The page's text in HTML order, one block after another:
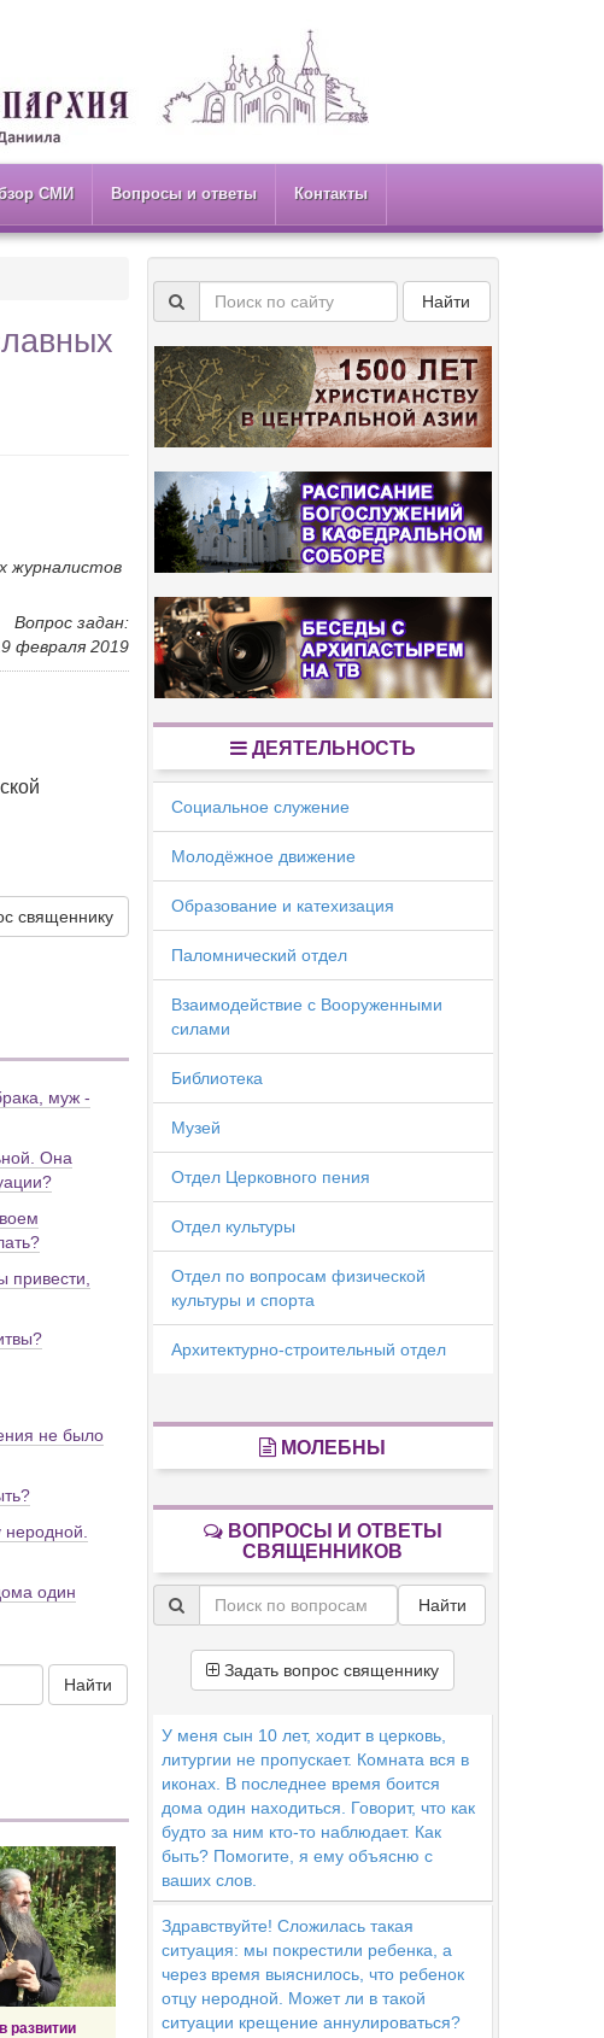
СМИ Вопросы и ответы Контакты
журналистов
Вопрос задан:
февраля 2019
священнику
муж -
Она
привести,
не было
один
Найти
развитии
Найти
ДЕЯТЕЛЬНОСТЬ
Социальное служение
Молодёжное движение
Образование и катехизация
Паломнический отдел
Взаимодействие с Вооруженными
силами
Библиотека
Музей
Отдел Церковного пения
Отдел культуры
Отдел по вопросам физической
культуры и спорта
Архитектурно-строительный отдел
МОЛЕБНЫ
ВОПРОСЫ И ОТВЕТЫ
СВЯЩЕННИКОВ
Найти
Задать вопрос священнику
У меня сын 10 лет, ходит в церковь,
литургии не пропускает. Комната вся в
иконах. В последнее время боится
дома один находиться. Говорит, что как
будто за ним кто-то наблюдает. Как
быть? Помогите, я ему объясню с
ваших слов.
Здравствуйте! Сложилась такая
ситуация: мы покрестили ребенка, а
через время выяснилось, что ребенок
отцу неродной. Может ли в такой
ситуации крещение аннулироваться?